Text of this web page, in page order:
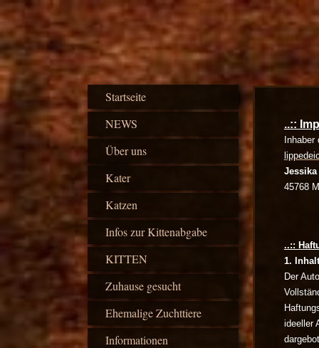
Startseite
NEWS
Über uns
Kater
Katzen
Infos zur Kittenabgabe
KITTEN
Zuhause gesucht
Ehemalige Zuchttiere
Informationen
..::
Jessika
45768
..::
1.
Der
ideeller